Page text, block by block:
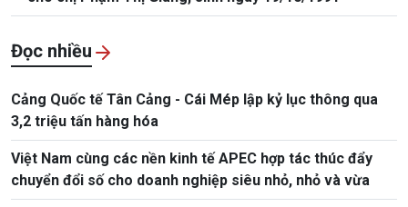
Đọc nhiều
Cảng Quốc tế Tân Cảng - Cái Mép lập kỷ lục thông qua
3,2 triệu tấn hàng hóa
Việt Nam cùng các nền kinh tế APEC hợp tác thúc đẩy
chuyển đổi số cho doanh nghiệp siêu nhỏ, nhỏ và vừa